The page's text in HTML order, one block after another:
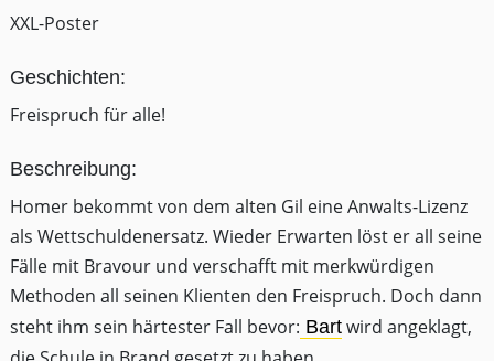
XXL-Poster
Geschichten:
Freispruch für alle!
Beschreibung:
Homer bekommt von dem alten Gil eine Anwalts-Lizenz
als Wettschuldenersatz. Wieder Erwarten löst er all seine
Fälle mit Bravour und verschafft mit merkwürdigen
Methoden all seinen Klienten den Freispruch. Doch dann
steht ihm sein härtester Fall bevor: Bart wird angeklagt,